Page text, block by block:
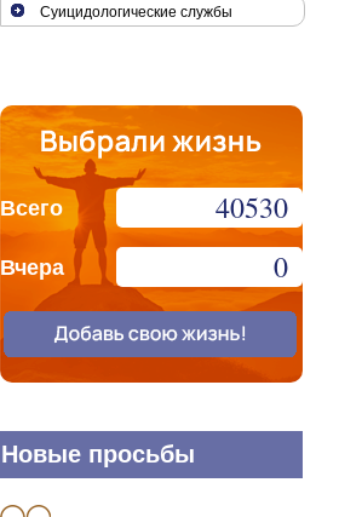
Суицидологические службы
Всего 40530
Вчера 0
Новые просьбы